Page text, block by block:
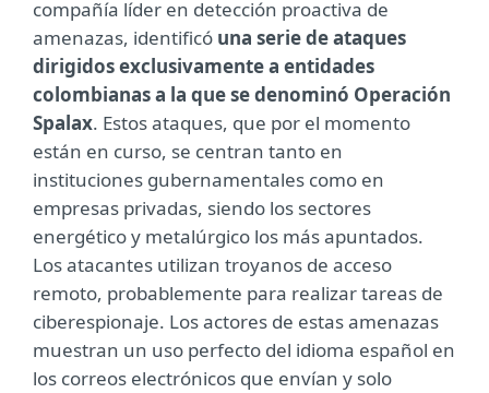
compañía líder en detección proactiva de
amenazas, identificó una serie de ataques
dirigidos exclusivamente a entidades
colombianas a la que se denominó Operación
Spalax. Estos ataques, que por el momento
están en curso, se centran tanto en
instituciones gubernamentales como en
empresas privadas, siendo los sectores
energético y metalúrgico los más apuntados.
Los atacantes utilizan troyanos de acceso
remoto, probablemente para realizar tareas de
ciberespionaje. Los actores de estas amenazas
muestran un uso perfecto del idioma español en
los correos electrónicos que envían y solo